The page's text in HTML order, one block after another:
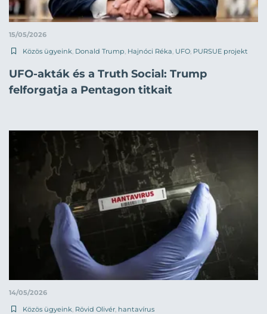
15/05/2026
Közös ügyeink Donald Trump Hajnóci Réka UFO PURSUE projekt
UFO-akták és a Truth Social: Trump
felforgatja a Pentagon titkait
14/05/2026
Közös ügyeink, Rövid Olivér, hantavírus